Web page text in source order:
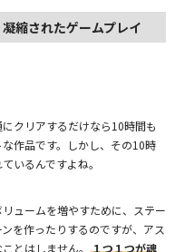
縮されたゲームプレイ
クリアするだけなら10時間も
作品です。しかし、その10時
いるんですよね。
ュームを増やすために、ステー
を作ったりするのですが、アス
とはしません。 １つ１つが魂